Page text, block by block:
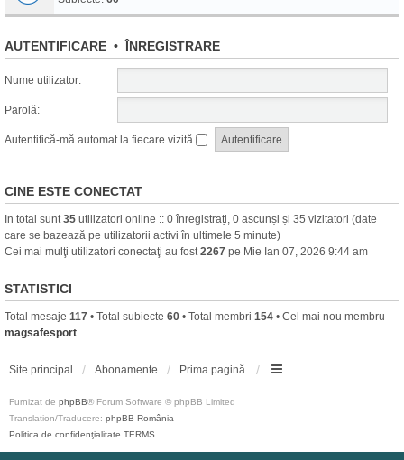
AUTENTIFICARE • ÎNREGISTRARE
Nume utilizator:
Parolă:
Autentifică-mă automat la fiecare vizită
CINE ESTE CONECTAT
In total sunt35 utilizatori online :: 0 înregistrați, 0 ascunși și 35 vizitatori (date
care se bazează pe utilizatorii activi în ultimele 5 minute)
Cei mai mulţi utilizatori conectaţi au fost2267 pe Mie Ian 07, 2026 9:44 am
STATISTICI
Total mesaje 117 • Total subiecte 60 • Total membri 154 • Cel mai nou membru
magsafesport
Site principal Abonamente Prima pagină
Furnizat de phpBB® Forum Software © phpBB Limited
Translation/Traducere: phpBB România
Politica de confidenţialitate TERMS